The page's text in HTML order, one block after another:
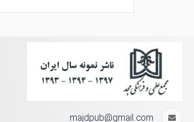
majdpub@gmail.com